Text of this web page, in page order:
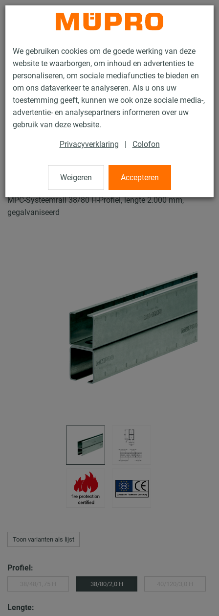
We gebruiken cookies om de goede werking van deze
website te waarborgen, om inhoud en advertenties te
personaliseren, om sociale mediafuncties te bieden en
om ons dataverkeer te analyseren. Als u ons uw
toestemming geeft, kunnen we ook onze sociale media-,
advertentie- en analysepartners informeren over uw
gebruik van deze website.
Privacyverklaring | Colofon
Weigeren Accepteren
Contact
Producten Bevestigingstechniek
Ventilatiebevestiging
Installatierails voor luchtkanaalbevestiging
MPC Systeemrails
MPC Systeemrails
MPC-Systeemrail 38/80 H-Profiel, lengte 2.000 mm,
gegalvaniseerd
Toon varianten als lijst
Profiel:
38/80/2,0 H
Lengte: